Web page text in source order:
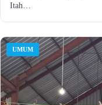
Itah…
UMUM